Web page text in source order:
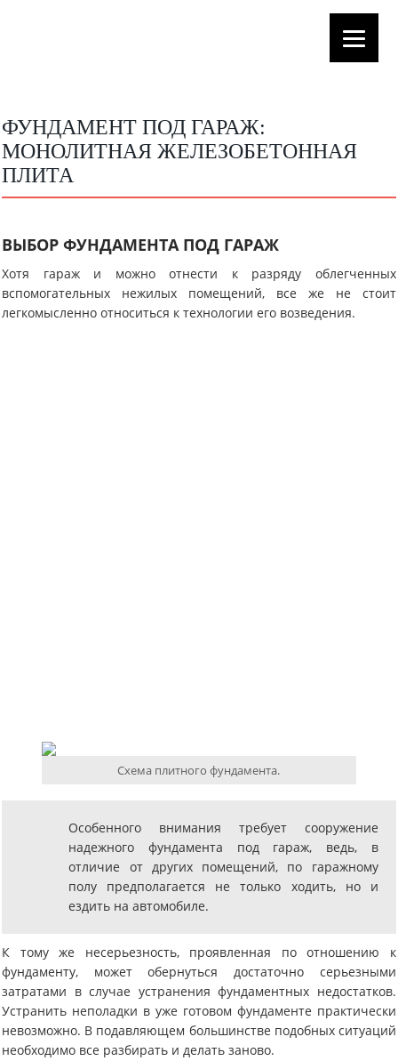
ФУНДАМЕНТ ПОД ГАРАЖ:
МОНОЛИТНАЯ ЖЕЛЕЗОБЕТОННАЯ
ПЛИТА
ВЫБОР ФУНДАМЕНТА ПОД ГАРАЖ
Хотя гараж и можно отнести к разряду облегченных
вспомогательных нежилых помещений, все же не стоит
легкомысленно относиться к технологии его возведения.
Схема плитного фундамента.
Особенного внимания требует сооружение
надежного фундамента под гараж, ведь, в
отличие от других помещений, по гаражному
полу предполагается не только ходить, но и
ездить на автомобиле.
К тому же несерьезность, проявленная по отношению к
фундаменту, может обернуться достаточно серьезными
затратами в случае устранения фундаментных недостатков.
Устранить неполадки в уже готовом фундаменте практически
невозможно. В подавляющем большинстве подобных ситуаций
необходимо все разбирать и делать заново.